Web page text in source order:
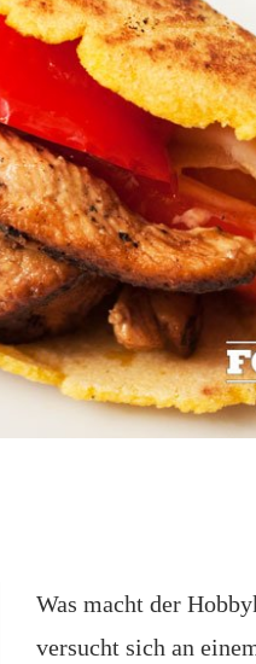
Was macht der
versucht sich an